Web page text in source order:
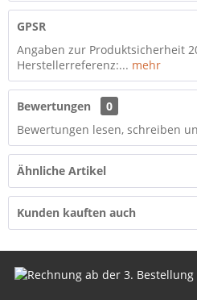
GPSR
Angaben zur Produktsicherheit
Herstellerreferenz:... mehr
Bewertungen
0
Bewertungen lesen, schreiben
Ähnliche Artikel
Kunden kauften auch